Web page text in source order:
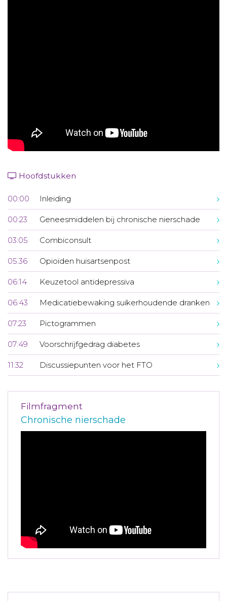
Hoofdstukken
00:00 Inleiding
00:23 Geneesmiddelen bij chronische nierschade
03:05 Combiconsult
05:36 Opioïden huisartsenpost
06:14 Keuzetool antidepressiva
06:43 Medicatiebewaking suikerhoudende dranken
07:23 Pictogrammen
07:49 Voorschrijfgedrag diabetes
11:32 Discussiepunten voor het FTO
Filmfragment
Chronische nierschade